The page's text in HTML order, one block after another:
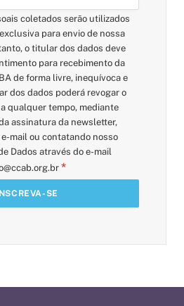
coletados serão utilizados
para envio de nossa
o titular dos dados deve
para recebimento da
de forma livre, inequívoca e
dos dados poderá revogar o
qualquer tempo, mediante
assinatura da newsletter,
mail ou contatando nosso
Dados através do e-mail
*